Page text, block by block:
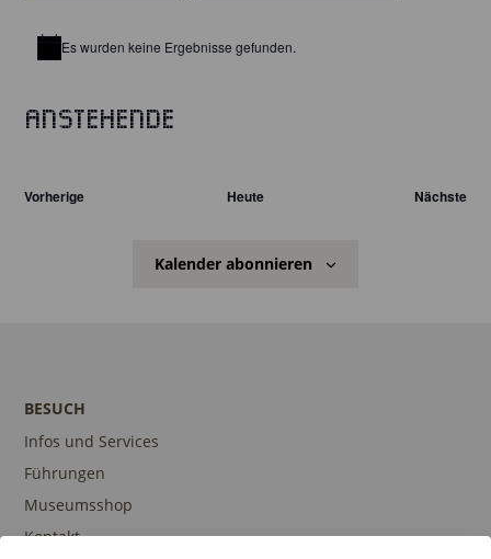
Hinweis
Es wurden keine Ergebnisse gefunden.
Anstehende
wählen.
VorherigeVeranstaltungen Heute
Nächste
Kalender abonnieren
BESUCH
Infos und Services
Führungen
Museumsshop
Kontakt